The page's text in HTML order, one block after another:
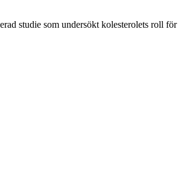
studie som undersökt kolesterolets roll